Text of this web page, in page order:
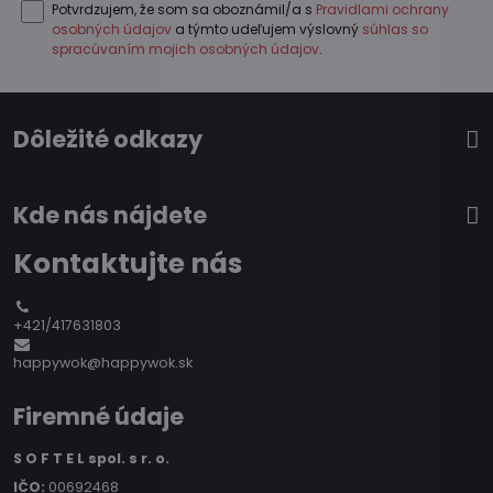
Potvrdzujem, že som sa oboznámil/a s Pravidlami ochrany
osobných údajov a týmto udeľujem výslovný súhlas so
spracúvaním mojich osobných údajov.
Dôležité odkazy
Kde nás nájdete
Kontaktujte nás
+421/417631803
happywok@happywok.sk
Firemné údaje
S O F T E L spol. s r. o.
IČO: 00692468